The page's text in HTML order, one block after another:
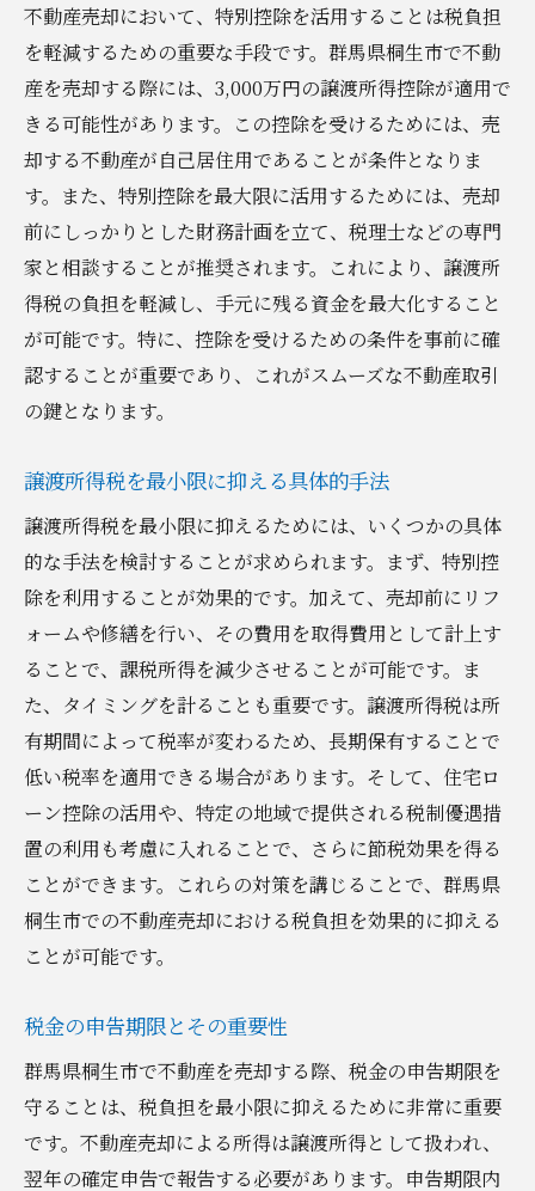
不動産評価額の見直しと節税効果
税務アドバイザーの選び方と利用法
税金問題をクリアに！群馬県桐生市での不動産
売却ガイド
不動産売却に関する税金FAQ
税金手続きの流れとその詳細解説
売却額と税負担のバランスを取る方法
節税のための資産管理と運用法
不動産売却後の税金報告の重要性
税金対策ポイント
税金負担を抑えるための事前戦略
税率の違いを理解して適切な計画を立てる
ローン返済と税金の相互作用
賢い投資と節税の両立法
売却契約書の税金に関する条項の確認
不動産市場動向と税制の関係
群馬県桐生市で賢く不動産売却するための税金
チェックポイント
売却前に確認すべき税金関連書類
税金に影響を与える契約条件の見直し
専門家による税務アドバイスの活用法
地域特有の税制変化に対応するための準備
税金対策として考慮すべき保険の活用
不動産売却において、特別控除を活用することは税負担
を軽減するための重要な手段です。群馬県桐生市で不動
産を売却する際には、3,000万円の譲渡所得控除が適用で
きる可能性があります。この控除を受けるためには、売
却する不動産が自己居住用であることが条件となりま
す。また、特別控除を最大限に活用するためには、売却
前にしっかりとした財務計画を立て、税理士などの専門
家と相談することが推奨されます。これにより、譲渡所
得税の負担を軽減し、手元に残る資金を最大化すること
が可能です。特に、控除を受けるための条件を事前に確
認することが重要であり、これがスムーズな不動産取引
の鍵となります。
譲渡所得税を最小限に抑える具体的手法
譲渡所得税を最小限に抑えるためには、いくつかの具体
的な手法を検討することが求められます。まず、特別控
除を利用することが効果的です。加えて、売却前にリフ
ォームや修繕を行い、その費用を取得費用として計上す
ることで、課税所得を減少させることが可能です。ま
た、タイミングを計ることも重要です。譲渡所得税は所
有期間によって税率が変わるため、長期保有することで
低い税率を適用できる場合があります。そして、住宅ロ
ーン控除の活用や、特定の地域で提供される税制優遇措
置の利用も考慮に入れることで、さらに節税効果を得る
ことができます。これらの対策を講じることで、群馬県
桐生市での不動産売却における税負担を効果的に抑える
ことが可能です。
税金の申告期限とその重要性
群馬県桐生市で不動産を売却する際、税金の申告期限を
守ることは、税負担を最小限に抑えるために非常に重要
です。不動産売却による所得は譲渡所得として扱われ、
翌年の確定申告で報告する必要があります。申告期限内